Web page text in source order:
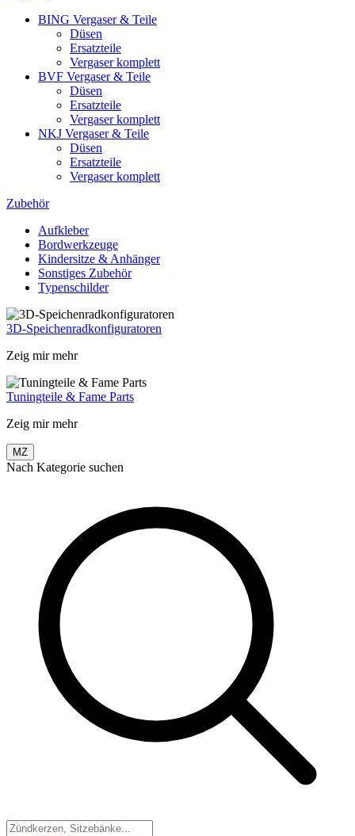
BING Vergaser & Teile
Düsen
Ersatzteile
Vergaser komplett
BVF Vergaser & Teile
Düsen
Ersatzteile
Vergaser komplett
NKJ Vergaser & Teile
Düsen
Ersatzteile
Vergaser komplett
Zubehör
Aufkleber
Bordwerkzeuge
Kindersitze & Anhänger
Sonstiges Zubehör
Typenschilder
3D-Speichenradkonfiguratoren
Zeig mir mehr
Tuningteile & Fame Parts
Zeig mir mehr
MZ
Nach Kategorie suchen